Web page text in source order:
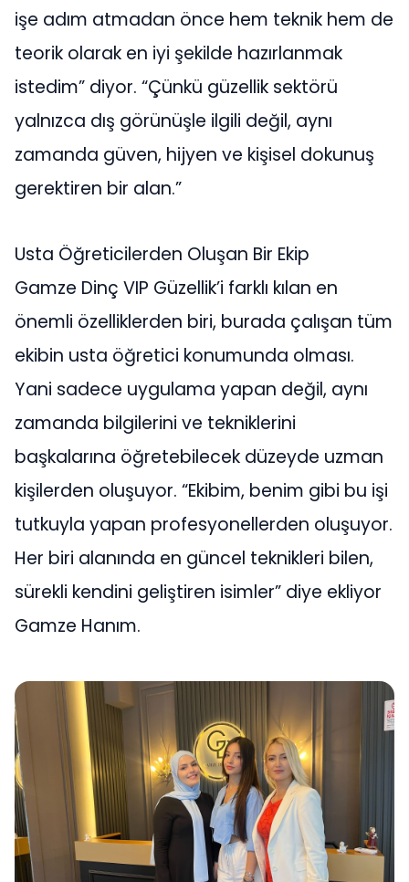
işe adım atmadan önce hem teknik hem de
teorik olarak en iyi şekilde hazırlanmak
istedim” diyor. “Çünkü güzellik sektörü
yalnızca dış görünüşle ilgili değil, aynı
zamanda güven, hijyen ve kişisel dokunuş
gerektiren bir alan.”
Usta Öğreticilerden Oluşan Bir Ekip
Gamze Dinç VIP Güzellik’i farklı kılan en
önemli özelliklerden biri, burada çalışan tüm
ekibin usta öğretici konumunda olması.
Yani sadece uygulama yapan değil, aynı
zamanda bilgilerini ve tekniklerini
başkalarına öğretebilecek düzeyde uzman
kişilerden oluşuyor. “Ekibim, benim gibi bu işi
tutkuyla yapan profesyonellerden oluşuyor.
Her biri alanında en güncel teknikleri bilen,
sürekli kendini geliştiren isimler” diye ekliyor
Gamze Hanım.